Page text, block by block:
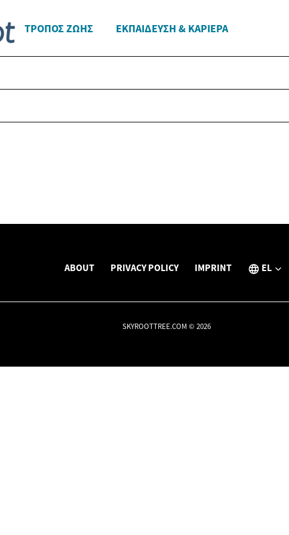
ΤΡΌΠΟΣ ΖΩΉΣ ΕΚΠΑΊΔΕΥΣΗ & ΚΑΡΙΈΡΑ
ABOUT PRIVACY POLICY IMPRINT EL
SKYROOTTREE.COM © 2026